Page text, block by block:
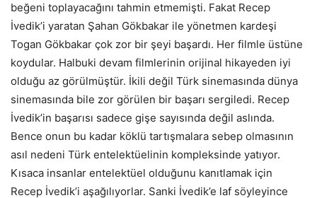
beğeni toplayacağını tahmin etmemişti. Fakat Recep
İvedik’i yaratan Şahan Gökbakar ile yönetmen kardeşi
Togan Gökbakar çok zor bir şeyi başardı. Her filmle üstüne
koydular. Halbuki devam filmlerinin orijinal hikayeden iyi
olduğu az görülmüştür. İkili değil Türk sinemasında dünya
sinemasında bile zor görülen bir başarı sergiledi. Recep
İvedik’in başarısı sadece gişe sayısında değil aslında.
Bence onun bu kadar köklü tartışmalara sebep olmasının
asıl nedeni Türk entelektüelinin kompleksinde yatıyor.
Kısaca insanlar entelektüel olduğunu kanıtlamak için
Recep İvedik’i aşağılıyorlar. Sanki İvedik’e laf söyleyince